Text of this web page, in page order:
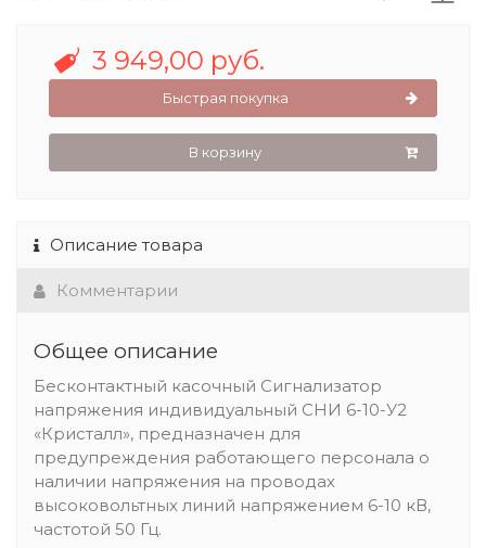
3 949,00 руб.
Быстрая покупка
В корзину
Описание товара
Комментарии
Общее описание
Бесконтактный касочный Сигнализатор
напряжения индивидуальный СНИ 6-10-У2
«Кристалл», предназначен для
предупреждения работающего персонала о
наличии напряжения на проводах
высоковольтных линий напряжением 6-10 кВ,
частотой 50 Гц.